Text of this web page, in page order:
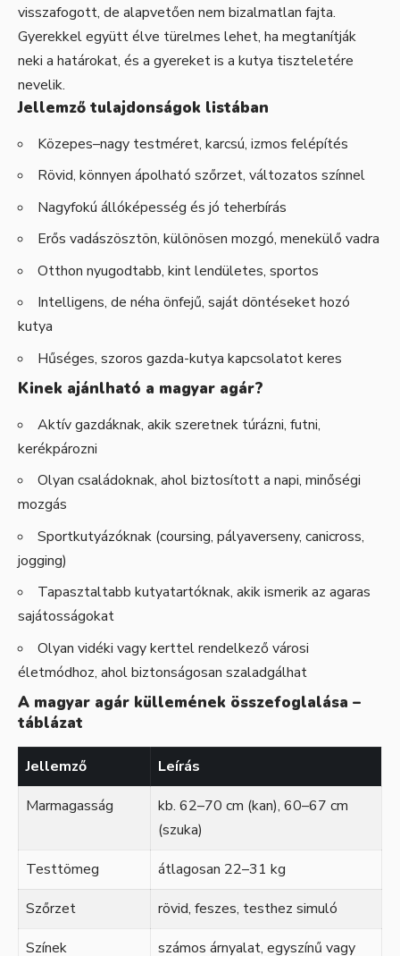
visszafogott, de alapvetően nem bizalmatlan fajta.
Gyerekkel együtt élve türelmes lehet, ha megtanítják
neki a határokat, és a gyereket is a kutya tiszteletére
nevelik.
Jellemző tulajdonságok listában
Közepes–nagy testméret, karcsú, izmos felépítés
Rövid, könnyen ápolható szőrzet, változatos színnel
Nagyfokú állóképesség és jó teherbírás
Erős vadászösztön, különösen mozgó, menekülő vadra
Otthon nyugodtabb, kint lendületes, sportos
Intelligens, de néha önfejű, saját döntéseket hozó
kutya
Hűséges, szoros gazda-kutya kapcsolatot keres
Kinek ajánlható a magyar agár?
Aktív gazdáknak, akik szeretnek túrázni, futni,
kerékpározni
Olyan családoknak, ahol biztosított a napi, minőségi
mozgás
Sportkutyázóknak (coursing, pályaverseny, canicross,
jogging)
Tapasztaltabb kutyatartóknak, akik ismerik az agaras
sajátosságokat
Olyan vidéki vagy kerttel rendelkező városi
életmódhoz, ahol biztonságosan szaladgálhat
A magyar agár küllemének összefoglalása –
táblázat
Jellemző
Leírás
Marmagasság
kb. 62–70 cm (kan), 60–67 cm
(szuka)
Testtömeg
átlagosan 22–31 kg
Szőrzet
rövid, feszes, testhez simuló
Színek
számos árnyalat, egyszínű vagy